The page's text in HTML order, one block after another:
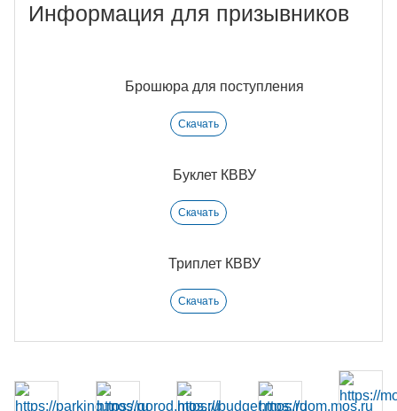
Информация для призывников
Брошюра для поступления
Скачать
Буклет КВВУ
Скачать
Триплет КВВУ
Скачать